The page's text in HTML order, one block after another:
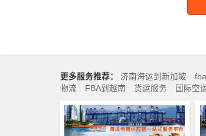
更多服务推荐： 济南海运到新加坡
物流
FBA到越南 货运服务 国际空